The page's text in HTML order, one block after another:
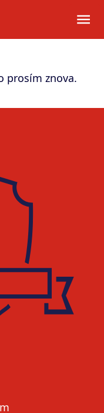
prosím znova.